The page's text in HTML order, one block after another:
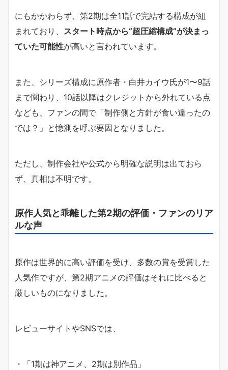
にもかかわらず、第2期は全11話で完結する構成が組
まれており、 スタート時点から“超圧縮構成”が決まっ
ていた可能性が高いと言われています。
また、シリーズ構成に原作者・白井カイウ氏が1〜9話
まで関わり、10話以降はクレジットから外れている点
なども、ファンの間で「制作側と方針が食い違ったの
では？」と憶測を呼ぶ要因となりました。
ただし、制作会社や公式から明確な説明は出ておら
ず、真相は不明です。
原作人気と乖離した第2期の評価・ファンのリア
ルな声
原作は世界的に高い評価を受け、多数の賞を受賞した
人気作ですが、第2期アニメの評価はそれに比べると
厳しいものになりました。
レビューサイトやSNSでは、
・「1期は神アニメ、2期は別作品」